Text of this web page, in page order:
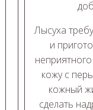
Лысуха
и
кожу с
кожный
сделать